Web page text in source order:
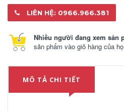
LIÊN HỆ: 0966.966.381
Nhiều người đang xem sản
sản phẩm vào giỏ hàng của
MÔ TẢ CHI TIẾT